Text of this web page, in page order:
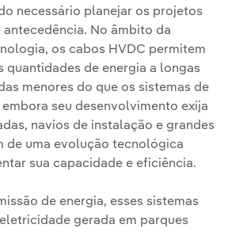
necessário planejar os projetos
antecedência. No âmbito da
os cabos HVDC permitem
quantidades de energia a longas
menores do que os sistemas de
seu desenvolvimento exija
navios de instalação e grandes
de uma evolução tecnológica
sua capacidade e eficiência.
de energia, esses sistemas
gerada em parques